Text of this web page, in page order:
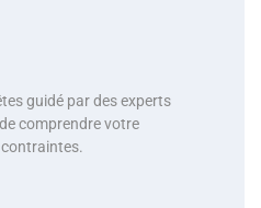
guidé par des experts
comprendre votre